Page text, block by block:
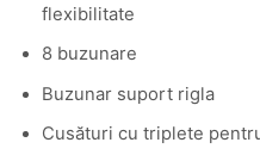
flexibilitate
8 buzunare
Buzunar suport rigla
Cusături cu triplete